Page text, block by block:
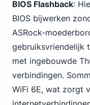
BIOS Flashback:
BIOS bijwerken
ASRock-
gebruiksvriendelijk
met ingebouwde
verbindingen.
WiFi 6E, wat zorgt